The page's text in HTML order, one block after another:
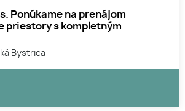
Ponúkame na prenájom
priestory s kompletným
Bystrica